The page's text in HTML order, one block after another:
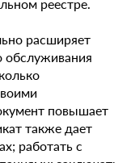
реестре.
расширяет
обслуживания
повышает
также дает
работать с